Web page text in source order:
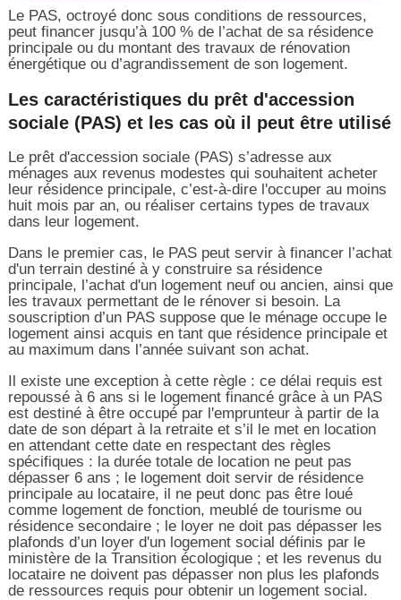
Le PAS, octroyé donc sous conditions de ressources,
peut financer jusqu’à 100 % de l’achat de sa résidence
principale ou du montant des travaux de rénovation
énergétique ou d’agrandissement de son logement.
Les caractéristiques du prêt d'accession
sociale (PAS) et les cas où il peut être utilisé
Le prêt d'accession sociale (PAS) s’adresse aux
ménages aux revenus modestes qui souhaitent acheter
leur résidence principale, c’est-à-dire l'occuper au moins
huit mois par an, ou réaliser certains types de travaux
dans leur logement.
Dans le premier cas, le PAS peut servir à financer l’achat
d'un terrain destiné à y construire sa résidence
principale, l’achat d'un logement neuf ou ancien, ainsi que
les travaux permettant de le rénover si besoin. La
souscription d’un PAS suppose que le ménage occupe le
logement ainsi acquis en tant que résidence principale et
au maximum dans l’année suivant son achat.
Il existe une exception à cette règle : ce délai requis est
repoussé à 6 ans si le logement financé grâce à un PAS
est destiné à être occupé par l'emprunteur à partir de la
date de son départ à la retraite et s’il le met en location
en attendant cette date en respectant des règles
spécifiques : la durée totale de location ne peut pas
dépasser 6 ans ; le logement doit servir de résidence
principale au locataire, il ne peut donc pas être loué
comme logement de fonction, meublé de tourisme ou
résidence secondaire ; le loyer ne doit pas dépasser les
plafonds d’un loyer d'un logement social définis par le
ministère de la Transition écologique ; et les revenus du
locataire ne doivent pas dépasser non plus les plafonds
de ressources requis pour obtenir un logement social.